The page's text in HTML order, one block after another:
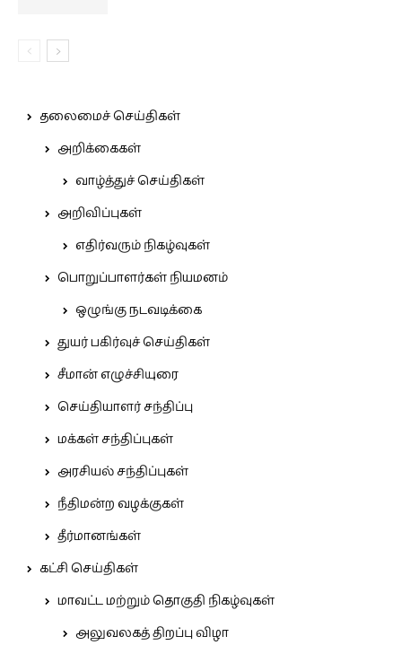
தலைமைச் செய்திகள்
அறிக்கைகள்
வாழ்த்துச் செய்திகள்
அறிவிப்புகள்
எதிர்வரும் நிகழ்வுகள்
பொறுப்பாளர்கள் நியமனம்
ஒழுங்கு நடவடிக்கை
துயர் பகிர்வுச் செய்திகள்
சீமான் எழுச்சியுரை
செய்தியாளர் சந்திப்பு
மக்கள் சந்திப்புகள்
அரசியல் சந்திப்புகள்
நீதிமன்ற வழக்குகள்
தீர்மானங்கள்
கட்சி செய்திகள்
மாவட்ட மற்றும் தொகுதி நிகழ்வுகள்
அலுவலகத் திறப்பு விழா